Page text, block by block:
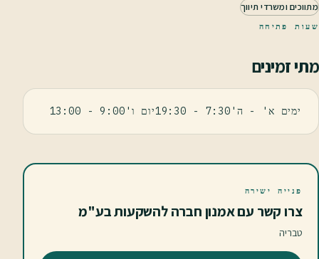
מתווכים ומשרדי תיווך
שעות פתיחה
מתי זמינים
ימים א' - ה'7:30 - 19:30יום ו'9:00 - 13:00
פנייה ישירה
צרו קשר עם אמנון חברה להשקעות בע"מ
טבריה